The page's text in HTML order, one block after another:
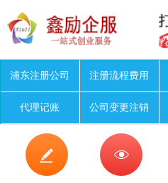
浦东注册公司 注册流程费用
代理记账 公司变更注销
 